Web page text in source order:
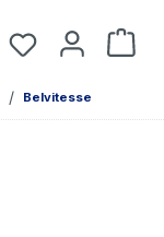
Du hast 0
/ Belvitesse